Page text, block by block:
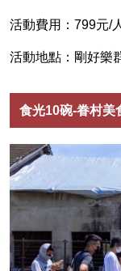
活動費用：799元/
活動地點：剛好樂
食光10碗-眷村美